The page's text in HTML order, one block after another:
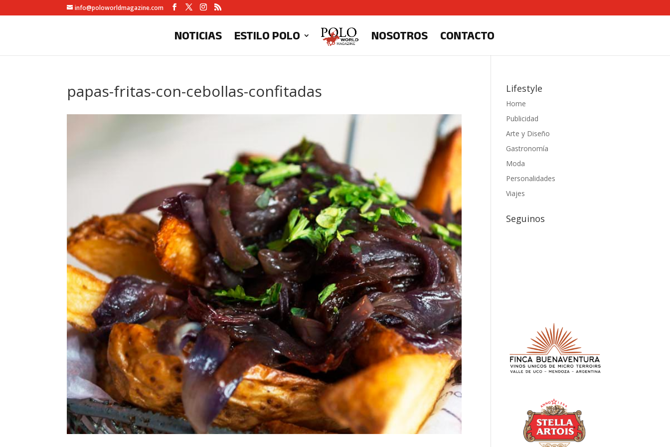
info@poloworldmagazine.com
NOTICIAS ESTILO POLO NOSOTROS CONTACTO
papas-fritas-con-cebollas-confitadas Lifestyle
Home
Publicidad
Arte y Diseño
Gastronomía
Moda
Personalidades
Viajes
Seguinos